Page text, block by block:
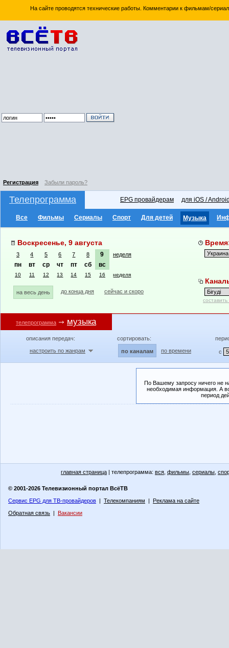
На сайте проводятся технические работы. Комментарии к фильмам/
Регистрация Забыли пароль?
Телепрограмма EPG провайдерам для iOS /
Все Фильмы Сериалы Спорт Для детей Музыка
Воскресенье, 9 августа
3 4 5 6 7 8 9 неделя
пн вт ср чт пт сб вс
10 11 12 13 14 15 16 неделя
на весь день до конца дня сейчас и скоро
телепрограмма музыка
описания передач:
настроить по жанрам
сортировать:
по каналам по времени с
По Вашему запросу ничего не
необходимая информация. А
период
главная страница | телепрограмма: вся фильмы сериалы
© 2001-2026 Телевизионный портал ВсёТВ
Сервис EPG для ТВ-провайдеров | Телекомпаниям | Реклама на сайте
Обратная связь | Вакансии